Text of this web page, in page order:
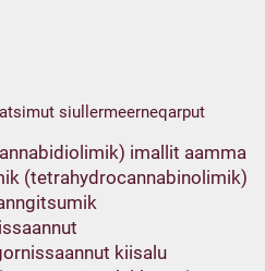
siullermeerneqarput
imallit aamma
(tetrahydrocannabinolimik)
kiisalu